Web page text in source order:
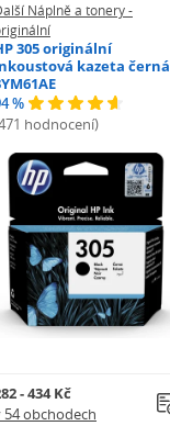
Náplně a tonery -
305 originální
kazeta černá
%
hodnocení)
- 434 Kč
54 obchodech